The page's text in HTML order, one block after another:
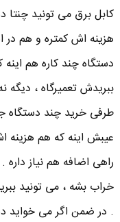
کابل برق می تونید چنتا
هزینه اش کمتره و هم
دستگاه چند کاره هم اینه
ببریدش تعمیرگاه ، دیگه
طرفی خرید چند دستگاه
عیبش اینه که هم
راهی اضافه هم نیاز داره
خراب بشه ، می تونید
. در ضمن اگر می خواید